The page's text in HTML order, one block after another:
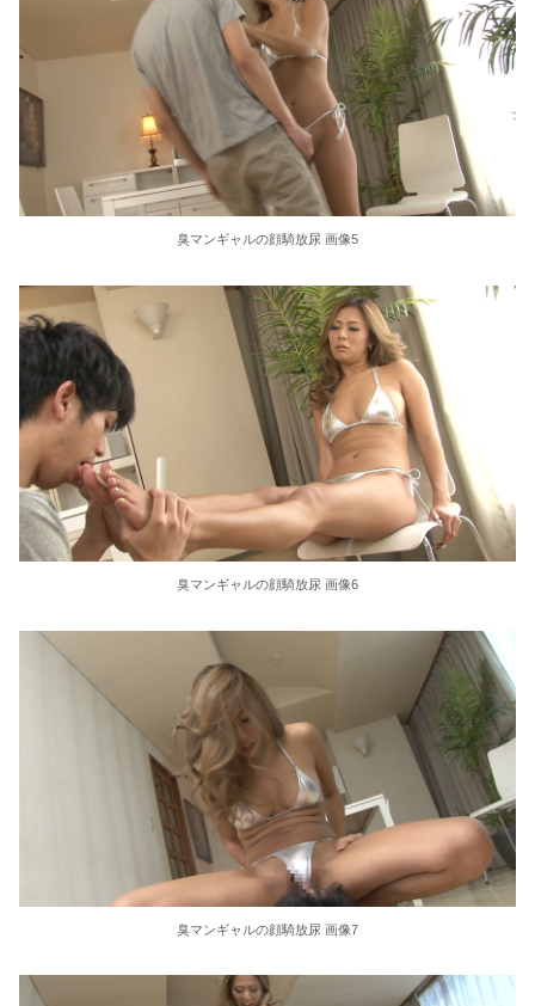
素人ＡＶ面接 ~ロリ娘にセクシーランジェリーを着せて生中ハメ~
まんチラの誘惑 ~ダチの母ちゃんと~
アラサー喪女の暴走オーガズム
月刊 古瀬玲
【悲報】2050年の日本、独身ボッチ祭りが現実になるとかｗｗｗｗ 他
Powered by livedoor 相互RSS
臭マンギャルの顔騎放尿 画像5
臭マンギャルの顔騎放尿 画像6
臭マンギャルの顔騎放尿 画像7